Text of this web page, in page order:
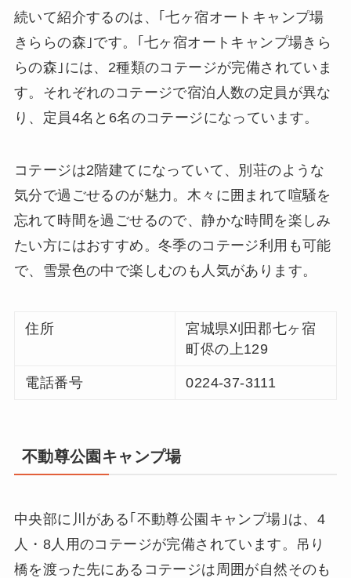
続いて紹介するのは、｢七ヶ宿オートキャンプ場
きららの森｣です。｢七ヶ宿オートキャンプ場きら
らの森｣には、2種類のコテージが完備されていま
す。それぞれのコテージで宿泊人数の定員が異な
り、定員4名と6名のコテージになっています。
コテージは2階建てになっていて、別荘のような
気分で過ごせるのが魅力。木々に囲まれて喧騒を
忘れて時間を過ごせるので、静かな時間を楽しみ
たい方にはおすすめ。冬季のコテージ利用も可能
で、雪景色の中で楽しむのも人気があります。
住所
宮城県刈田郡七ヶ宿
町侭の上129
電話番号 0224-37-3111
不動尊公園キャンプ場
中央部に川がある｢不動尊公園キャンプ場｣は、4
人・8人用のコテージが完備されています。吊り
橋を渡った先にあるコテージは周囲が自然そのも